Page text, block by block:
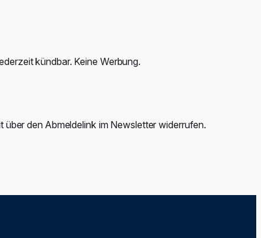
kündbar. Keine Werbung.
über den Abmeldelink im Newsletter widerrufen.